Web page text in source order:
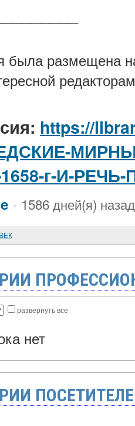
была размещена
https://
г-И-
· 1586 дней(я) назад
развернуть все
нет